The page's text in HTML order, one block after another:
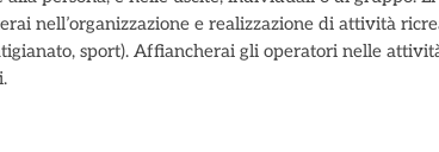
nell’organizzazione e realizzazione di attività
sport). Affiancherai gli operatori nelle